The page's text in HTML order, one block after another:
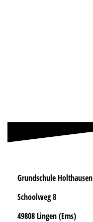
Grundschule Holthausen
Schoolweg 8
49808 Lingen (Ems)